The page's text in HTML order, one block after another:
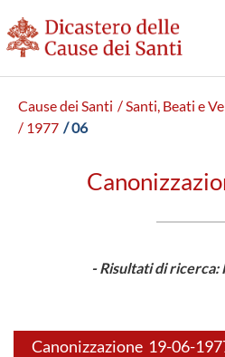
Cause dei Santi / Santi, Beati e
/ 1977 / 06
- Risultati di ricerca:
Canonizzazione 19-06-